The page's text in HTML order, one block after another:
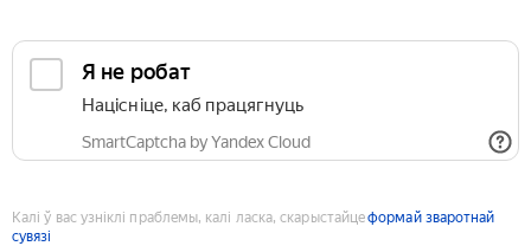
Я не робат
Націсніце, каб працягнуць
SmartCaptcha by Yandex Cloud
Калі ў вас узніклі праблемы, калі ласка, скарыстайцеформай зваротнай
сувязі